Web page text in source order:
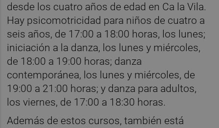
desde los cuatro años de edad en Ca la Vila.
Hay psicomotricidad para niños de cuatro a
seis años, de 17:00 a 18:00 horas, los lunes;
iniciación a la danza, los lunes y miércoles,
de 18:00 a 19:00 horas; danza
contemporánea, los lunes y miércoles, de
19:00 a 21:00 horas; y danza para adultos,
los viernes, de 17:00 a 18:30 horas.
Además de estos cursos, también está